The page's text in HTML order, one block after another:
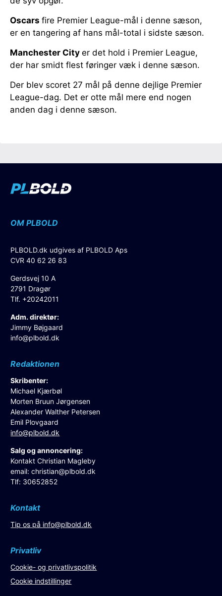
Oscars fire Premier League-mål i denne sæson,
er en tangering af hans mål-total i sidste sæson.
Manchester City er det hold i Premier League,
der har smidt flest føringer væk i denne sæson.
Der blev scoret 27 mål på denne dejlige Premier
League-dag. Det er otte mål mere end nogen
anden dag i denne sæson.
OM PLBOLD
PLBOLD.dk udgives af PLBOLD Aps
CVR 40 62 26 83
Gerdsvej 10 A
2791 Dragør
Tlf. +20242011
Adm. direktør:
Jimmy Bøjgaard
info@plbold.dk
Redaktionen
Skribenter:
Michael Kjærbøl
Morten Bruun Jørgensen
Alexander Walther Petersen
Emil Plovgaard
info@plbold.dk
Salg og annoncering:
Kontakt Christian Magleby
email:christian@plbold.dk
Tlf: 30652852
Kontakt
Tip os på info@plbold.dk
Privatliv
Cookie- og privatlivspolitik
Cookie indstillinger